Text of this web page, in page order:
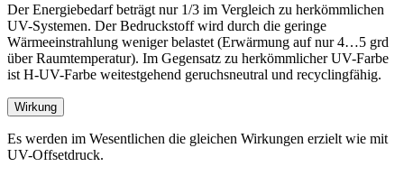
Der Energiebedarf beträgt nur 1/3 im Vergleich zu herkömmlichen
UV-Systemen. Der Bedruckstoff wird durch die geringe
Wärmeeinstrahlung weniger belastet (Erwärmung auf nur 4…5 grd
über Raumtemperatur). Im Gegensatz zu herkömmlicher UV-Farbe
ist H-UV-Farbe weitestgehend geruchsneutral und recyclingfähig.
Wirkung
Es werden im Wesentlichen die gleichen Wirkungen erzielt wie mit
UV-Offsetdruck.